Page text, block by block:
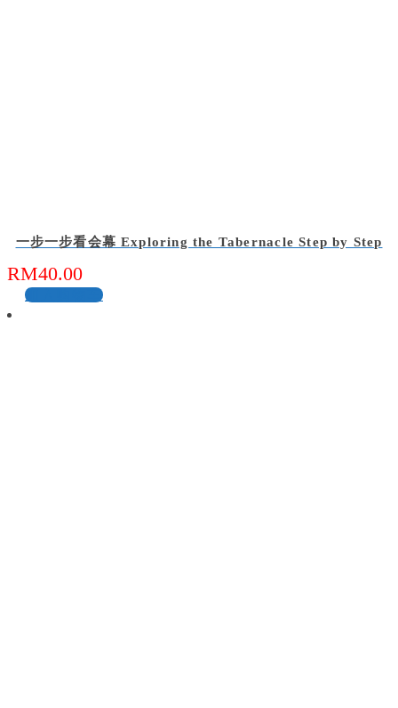
一步一步看会幕 Exploring the Tabernacle Step by Step
RM40.00
加入购物车